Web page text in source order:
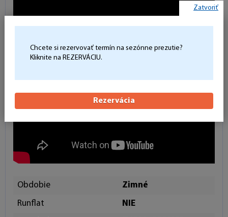
Obdobie Zimné
Runflat NIE
Zatvoriť
Chcete si rezervovať termín na sezónne prezutie?
Kliknite na REZERVÁCIU.
Rezervácia